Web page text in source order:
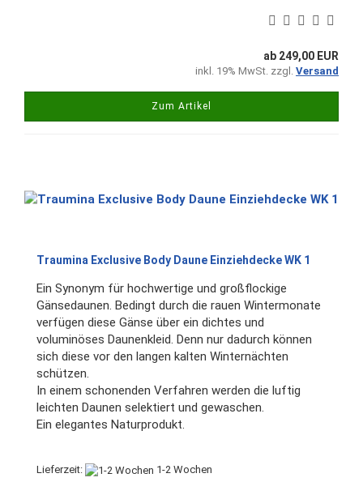
ab 249,00 EUR
inkl. 19% MwSt. zzgl. Versand
Zum Artikel
Traumina Exclusive Body Daune Einziehdecke WK 1
Ein Synonym für hochwertige und großflockige
Gänsedaunen. Bedingt durch die rauen Wintermonate
verfügen diese Gänse über ein dichtes und
voluminöses Daunenkleid. Denn nur dadurch können
sich diese vor den langen kalten Winternächten
schützen.
In einem schonenden Verfahren werden die luftig
leichten Daunen selektiert und gewaschen.
Ein elegantes Naturprodukt.
Lieferzeit: 1-2 Wochen